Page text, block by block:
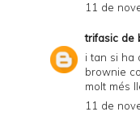
11 de
trifasic de
i tan si ha
brownie
molt més
11 de